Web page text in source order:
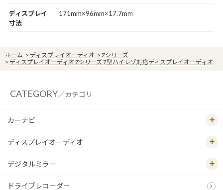
ディスプレイ
寸法
171mm×96mm×17.7mm
ホーム > ディスプレイオーディオ > Zシリーズ
> ディスプレイオーディオ Zシリーズ 7型ハイレゾ対応ディスプレイオーディオ
CATEGORY／カテゴリ
カーナビ
ディスプレイオーディオ
デジタルミラー
ドライブレコーダー